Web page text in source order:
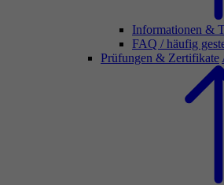
Informationen &
FAQ / häufig
Prüfungen & Zertifikate